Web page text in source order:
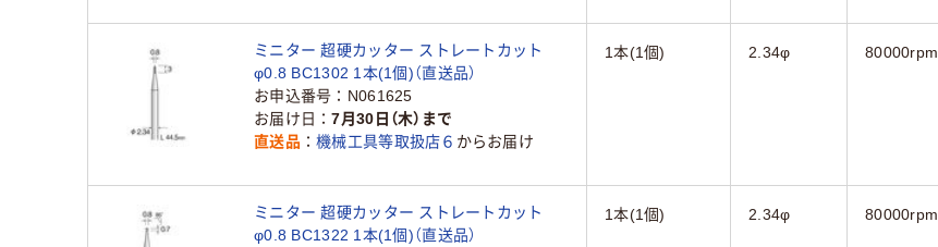
ミニター 超硬カッター ストレートカット
φ0.8 BC1302 1本(1個)（直送品）
お申込番号
N061625
お届け日
7月30日（木）まで
直送品
機械工具等取扱店６ からお届け
1本(1個) 2.34φ 80000rpm
ミニター 超硬カッター ストレートカット
φ0.8 BC1322 1本(1個)（直送品）
1本(1個) 2.34φ 80000rpm